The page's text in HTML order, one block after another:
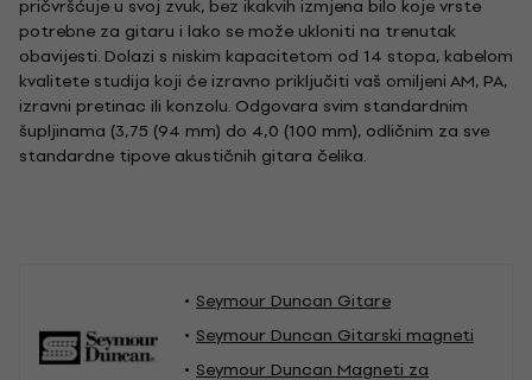
pričvršćuje u svoj zvuk, bez ikakvih izmjena bilo koje vrste
potrebne za gitaru i lako se može ukloniti na trenutak
obavijesti. Dolazi s niskim kapacitetom od 14 stopa, kabelom
kvalitete studija koji će izravno priključiti vaš omiljeni AM, PA,
izravni pretinac ili konzolu. Odgovara svim standardnim
šupljinama (3,75 (94 mm) do 4,0 (100 mm), odličnim za sve
standardne tipove akustičnih gitara čelika.
Seymour Duncan Gitare
Seymour Duncan Gitarski magneti
Seymour Duncan Magneti za